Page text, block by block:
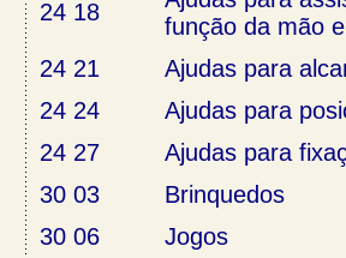
24 18
função da mão
24 21
Ajudas para
24 24
Ajudas para
24 27
Ajudas para
30 03
Brinquedos
30 06
Jogos